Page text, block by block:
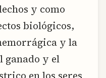
y como
biológicos,
y la
ganado y el